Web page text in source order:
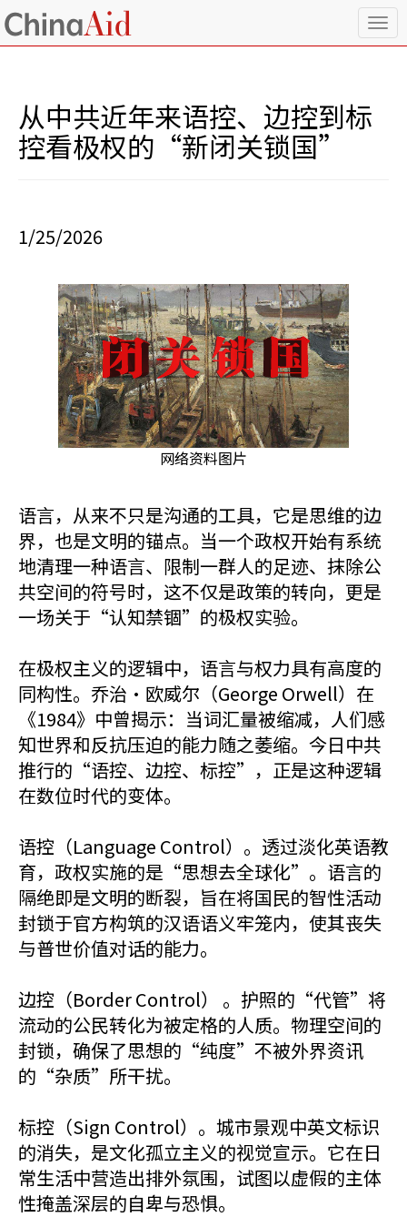
T
o
从中共近年来语控、边控到标
控看极权的“新闭关锁国”
1/25/2026
网络资料图片
语言，从来不只是沟通的工具，它是思维的边
界，也是文明的锚点。当一个政权开始有系统
地清理一种语言、限制一群人的足迹、抹除公
共空间的符号时，这不仅是政策的转向，更是
一场关于“认知禁锢”的极权实验。
在极权主义的逻辑中，语言与权力具有高度的
同构性。乔治·欧威尔（George Orwell）在
《1984》中曾揭示：当词汇量被缩减，人们感
知世界和反抗压迫的能力随之萎缩。今日中共
推行的“语控、边控、标控”，正是这种逻辑
在数位时代的变体。
语控（Language Control）。透过淡化英语教
育，政权实施的是“思想去全球化”。语言的
隔绝即是文明的断裂，旨在将国民的智性活动
封锁于官方构筑的汉语语义牢笼内，使其丧失
与普世价值对话的能力。
边控（Border Control） 。护照的“代管”将
流动的公民转化为被定格的人质。物理空间的
封锁，确保了思想的“纯度”不被外界资讯
的“杂质”所干扰。
标控（Sign Control）。城市景观中英文标识
的消失，是文化孤立主义的视觉宣示。它在日
常生活中营造出排外氛围，试图以虚假的主体
性掩盖深层的自卑与恐惧。